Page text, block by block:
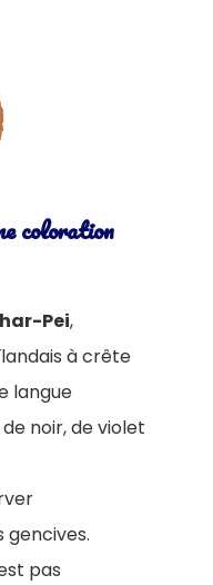
coloration
Pei,
à crête
langue
de noir, de violet
gencives.
pas